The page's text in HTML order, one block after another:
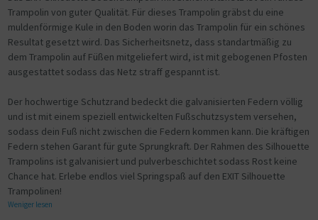
Trampolin von guter Qualität. Für dieses Trampolin gräbst du eine
muldenförmige Kule in den Boden worin das Trampolin für ein schönes
Resultat gesetzt wird. Das Sicherheitsnetz, dass standartmäßig zu
dem Trampolin auf Füßen mitgeliefert wird, ist mit gebogenen Pfosten
ausgestattet sodass das Netz straff gespannt ist.
Der hochwertige Schutzrand bedeckt die galvanisierten Federn völlig
und ist mit einem speziell entwickelten Fußschutzsystem versehen,
sodass dein Fuß nicht zwischen die Federn kommen kann. Die kräftigen
Federn stehen Garant für gute Sprungkraft. Der Rahmen des Silhouette
Trampolins ist galvanisiert und pulverbeschichtet sodass Rost keine
Chance hat. Erlebe endlos viel Springspaß auf den EXIT Silhouette
Trampolinen!
Weniger lesen